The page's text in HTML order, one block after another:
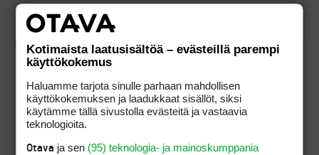
Kotimaista laatusisältöä – evästeillä parempi
käyttökokemus
Haluamme tarjota sinulle parhaan mahdollisen
käyttökokemuksen ja laadukkaat sisällöt, siksi
käytämme tällä sivustolla evästeitä ja vastaavia
teknologioita.
Otava ja sen (95) teknologia- ja mainoskumppania